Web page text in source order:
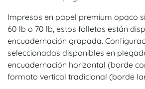
Impresos en papel premium opaco
60 lb o 70 lb, estos folletos están
encuadernación grapada.
seleccionadas disponibles en
encuadernación horizontal (borde
formato vertical tradicional (borde